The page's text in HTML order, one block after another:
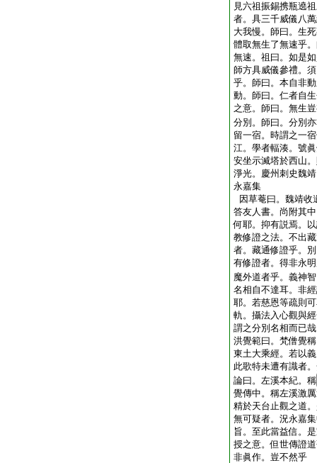
見六祖振錫携瓶遶
者。具三千威儀八
大我慢。師曰。生
體取無生了無速乎
無速。祖曰。如是
師方具威儀參禮。
乎。師曰。本自非
動。師曰。仁者自
之意。師曰。無生
分別。師曰。分別
留一宿。時謂之一
江。學者輻湊。號
安坐示滅塔於西山
淨光。慶州刺史魏
永嘉集
因草菴曰。魏靖收
答友人書。尚附其
何耶。抑有説焉。
教修證之法。不出
者。藏通修證乎。
有修證者。得非永
魔外道者乎。義神
名相自不達耳。非
耶。若慈恩等疏則
軌。攝法入心觀與
謂之分別名相而已哉
洪覺範曰。梵僧覺
東土大乘經。若以
此歌特未遭有識者
論曰。左溪本紀。稱
覺傳中。稱左溪激
精於天台止觀之道
無可疑者。況永嘉
旨。至此當益信。
授之意。但世傳證
非眞作。豈不然乎